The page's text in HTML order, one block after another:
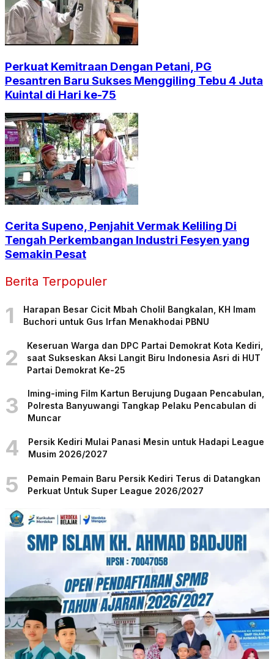
Perkuat Kemitraan Dengan Petani, PG
Pesantren Baru Sukses Menggiling Tebu 4 Juta
Kuintal di Hari ke-75
Cerita Supeno, Penjahit Vermak Keliling Di
Tengah Perkembangan Industri Fesyen yang
Semakin Pesat
Berita Terpopuler
1
Harapan Besar Cicit Mbah Cholil Bangkalan, KH Imam
Buchori untuk Gus Irfan Menakhodai PBNU
2
Keseruan Warga dan DPC Partai Demokrat Kota Kediri,
saat Sukseskan Aksi Langit Biru Indonesia Asri di HUT
Partai Demokrat Ke-25
3
Iming-iming Film Kartun Berujung Dugaan Pencabulan,
Polresta Banyuwangi Tangkap Pelaku Pencabulan di
Muncar
4
Persik Kediri Mulai Panasi Mesin untuk Hadapi League
Musim 2026/2027
5
Pemain Pemain Baru Persik Kediri Terus di Datangkan
Perkuat Untuk Super League 2026/2027